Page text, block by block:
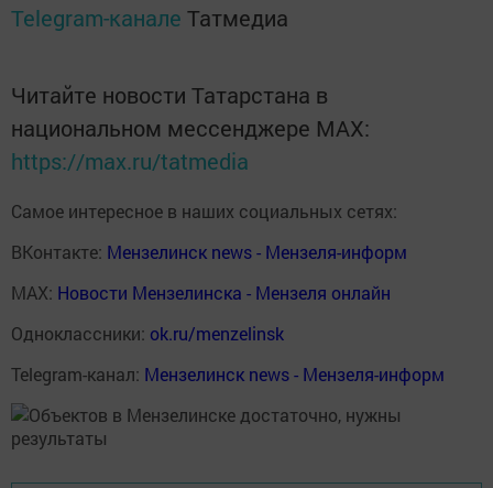
Telegram-канале Татмедиа
Читайте новости Татарстана в
национальном мессенджере MАХ:
https://max.ru/tatmedia
Самое интересное в наших социальных сетях:
ВКонтакте: Мензелинск news - Мензеля-информ
MAX: Новости Мензелинска - Мензеля онлайн
Одноклассники: ok.ru/menzelinsk
Telegram-канал: Мензелинск news - Мензеля-информ